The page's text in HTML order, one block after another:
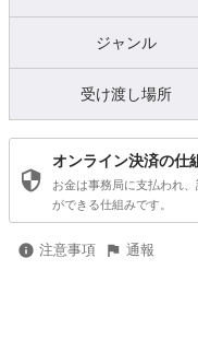
ジャンル
受け渡し場所
オンライン決済の仕
お金は事務局に支払われ
ができる仕組みです。
注意事項 通報